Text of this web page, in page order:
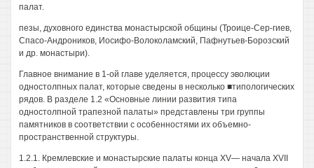
палат.
пезы, духовного единства монастырской общины (Троице-Сер-гиев,
Спасо-Андроников, Иосифо-Волоколамский, Пафнутьев-Борозский
и др. монастыри).
Главное внимание в 1-ой главе уделяется, процессу эволюции
одностолпных палат, которые сведены в несколько ■типологических
рядов. В разделе 1.2 «Основные линии развития типа
одностолпной трапезной палаты» представлены три группы
памятников в соответствии с особенностями их объемно-
пространственной структуры.
1.2.1. Кремлевские и монастырские палаты конца XV— начала XVII